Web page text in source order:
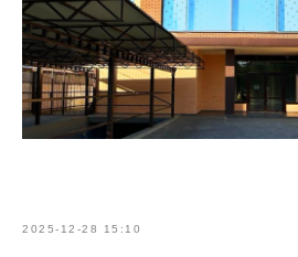
2025-12-28 15:10